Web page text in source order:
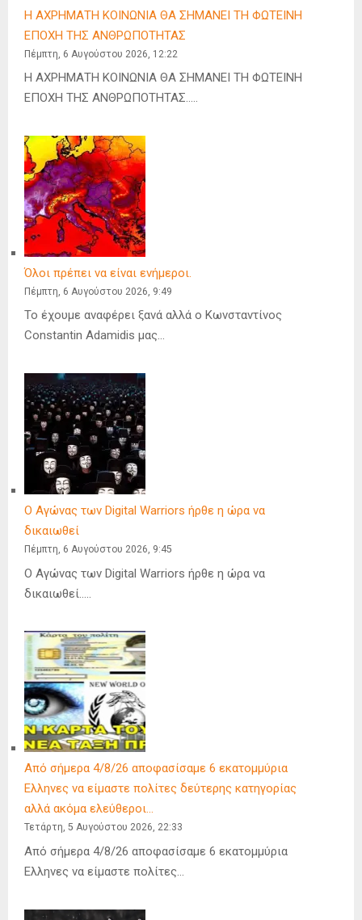
Η ΑΧΡΗΜΑΤΗ ΚΟΙΝΩΝΙΑ ΘΑ ΣΗΜΑΝΕΙ ΤΗ ΦΩΤΕΙΝΗ
ΕΠΟΧΗ ΤΗΣ ΑΝΘΡΩΠΟΤΗΤΑΣ
Πέμπτη, 6 Αυγούστου 2026, 12:22
Η ΑΧΡΗΜΑΤΗ ΚΟΙΝΩΝΙΑ ΘΑ ΣΗΜΑΝΕΙ ΤΗ ΦΩΤΕΙΝΗ
ΕΠΟΧΗ ΤΗΣ ΑΝΘΡΩΠΟΤΗΤΑΣ…..
Όλοι πρέπει να είναι ενήμεροι.
Πέμπτη, 6 Αυγούστου 2026, 9:49
Το έχουμε αναφέρει ξανά αλλά ο Κωνσταντίνος
Constantin Adamidis μας…
Ο Αγώνας των Digital Warriors ήρθε η ώρα να
δικαιωθεί
Πέμπτη, 6 Αυγούστου 2026, 9:45
Ο Αγώνας των Digital Warriors ήρθε η ώρα να
δικαιωθεί…..
Από σήμερα 4/8/26 αποφασίσαμε 6 εκατομμύρια
Ελληνες να είμαστε πολίτες δεύτερης κατηγορίας
αλλά ακόμα ελεύθεροι…
Τετάρτη, 5 Αυγούστου 2026, 22:33
Από σήμερα 4/8/26 αποφασίσαμε 6 εκατομμύρια
Ελληνες να είμαστε πολίτες…